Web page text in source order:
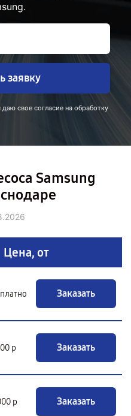
заявку
свое согласие на обработку
Samsung
Цена, от
Заказать
р Заказать
р Заказать